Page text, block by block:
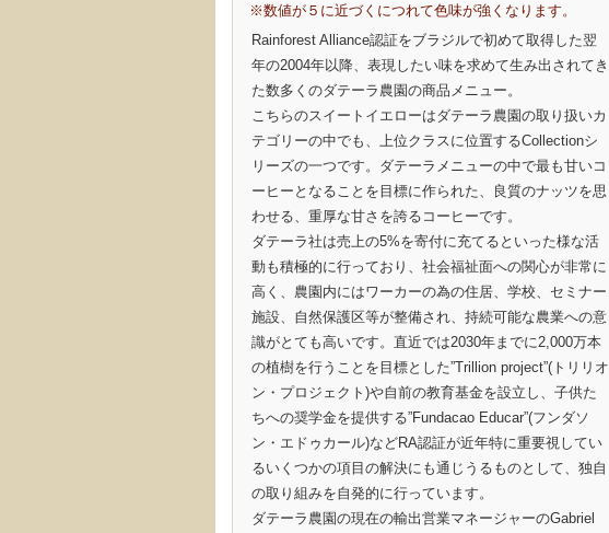
※数値が５に近づくにつれて色味が強くなります。
Rainforest Alliance認証をブラジルで初めて取得した翌
年の2004年以降、表現したい味を求めて生み出されてき
た数多くのダテーラ農園の商品メニュー。
こちらのスイートイエローはダテーラ農園の取り扱いカ
テゴリーの中でも、上位クラスに位置するCollectionシ
リーズの一つです。ダテーラメニューの中で最も甘いコ
ーヒーとなることを目標に作られた、良質のナッツを思
わせる、重厚な甘さを誇るコーヒーです。
ダテーラ社は売上の5%を寄付に充てるといった様な活
動も積極的に行っており、社会福祉面への関心が非常に
高く、農園内にはワーカーの為の住居、学校、セミナー
施設、自然保護区等が整備され、持続可能な農業への意
識がとても高いです。直近では2030年までに2,000万本
の植樹を行うことを目標とした”Trillion project”(トリリオ
ン・プロジェクト)や自前の教育基金を設立し、子供た
ちへの奨学金を提供する”Fundacao Educar”(フンダソ
ン・エドゥカール)などRA認証が近年特に重要視してい
るいくつかの項目の解決にも通じうるものとして、独自
の取り組みを自発的に行っています。
ダテーラ農園の現在の輸出営業マネージャーのGabriel